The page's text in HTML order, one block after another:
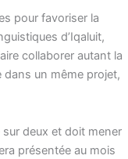
pour favoriser la
d’Iqaluit,
collaborer autant la
dans un même projet,
sur deux et doit mener
présentée au mois